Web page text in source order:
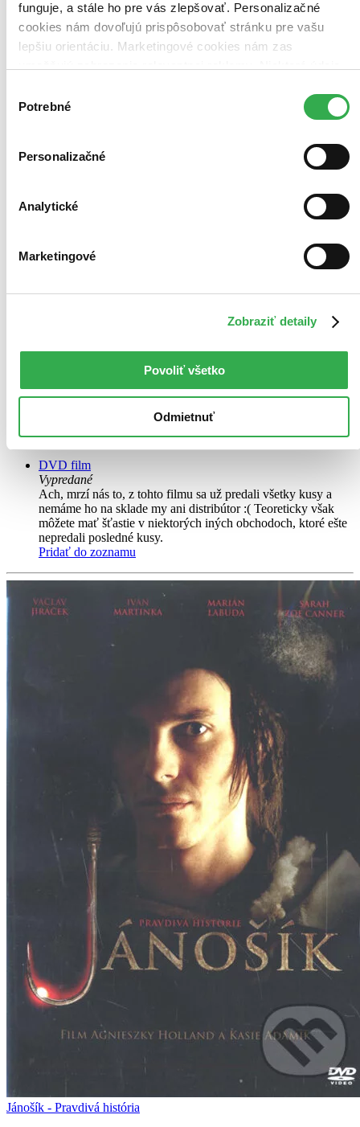
funguje, a stále ho pre vás zlepšovať. Personalizačné
cookies nám dovoľujú prispôsobovať stránku pre vašu
lepšiu orientáciu. Marketingové cookies nám zas
keby sme mohli používať všetky tieto cookies. Ďakujeme!
súhlasu
Potrebné
Personalizačné
Analytické
Marketingové
Zobraziť detaily
Povoliť všetko
Odmietnuť
Ladislav Pešek
Roku 1412 v Betlémské kapli naslouchají tisíce Pražanů kázáním
mistra Jana Husa, jenž otevřeně pranýřuje zlořád a nepravosti v
církvi. V kapli je i královna Žofie, manželka českého krále Václava
IV. Jeho kázání jsou mnohým trnem v oku...
DVD film
Vypredané
Ach, mrzí nás to, z tohto filmu sa už predali všetky kusy a
nemáme ho na sklade my ani distribútor :( Teoreticky však
môžete mať šťastie v niektorých iných obchodoch, ktoré ešte
nepredali posledné kusy.
Pridať do zoznamu
Jánošík - Pravdivá história